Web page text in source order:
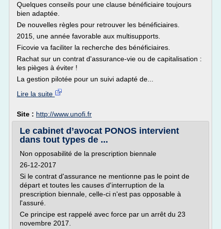
Quelques conseils pour une clause bénéficiaire toujours
bien adaptée.
De nouvelles règles pour retrouver les bénéficiaires.
2015, une année favorable aux multisupports.
Ficovie va faciliter la recherche des bénéficiaires.
Rachat sur un contrat d'assurance-vie ou de capitalisation :
les pièges à éviter !
La gestion pilotée pour un suivi adapté de...
Lire la suite
Site : http://www.unofi.fr
Le cabinet d’avocat PONOS intervient
dans tout types de ...
Non opposabilité de la prescription biennale
26-12-2017
Si le contrat d'assurance ne mentionne pas le point de
départ et toutes les causes d'interruption de la
prescription biennale, celle-ci n'est pas opposable à
l'assuré.
Ce principe est rappelé avec force par un arrêt du 23
novembre 2017.